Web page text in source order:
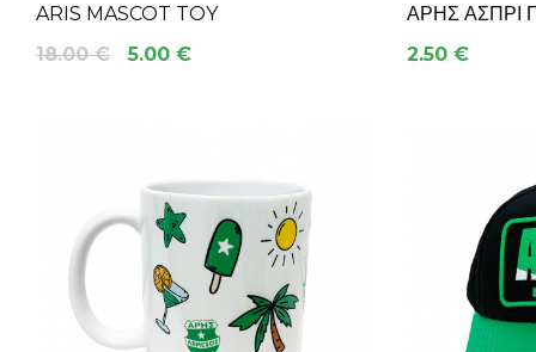
ARIS MASCOT TOY
18.00 €
5.00 €
ΑΡΗΣ ΑΣΠΡΙ
2.50 €